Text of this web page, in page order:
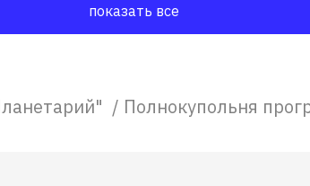
показать все
/ Полнокупольня